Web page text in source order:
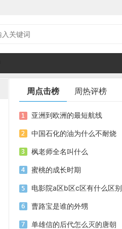
周点击榜 周热评榜
亚洲到欧洲的最短航线
中国石化的油为什么不耐烧
枫老师全名叫什么
蜜桃的成长时期
电影院a区b区c区有什么区别
曹路宝是谁的外甥
单雄信的后代怎么灭的唐朝